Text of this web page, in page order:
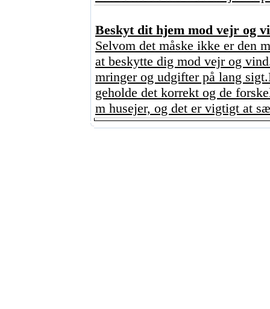
Beskyt dit hjem mod vejr og
Selvom det måske ikke er den
at beskytte dig mod vejr og
mringer og udgifter på lang
geholde det korrekt og de
m husejer, og det er vigtigt at